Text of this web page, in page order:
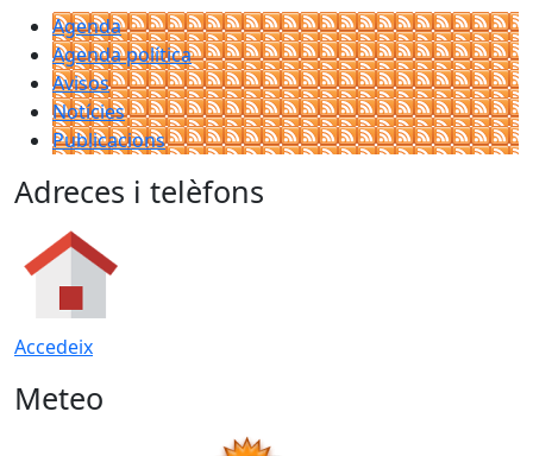
Agenda
Agenda política
Avisos
Notícies
Publicacions
Adreces i telèfons
Accedeix
Meteo